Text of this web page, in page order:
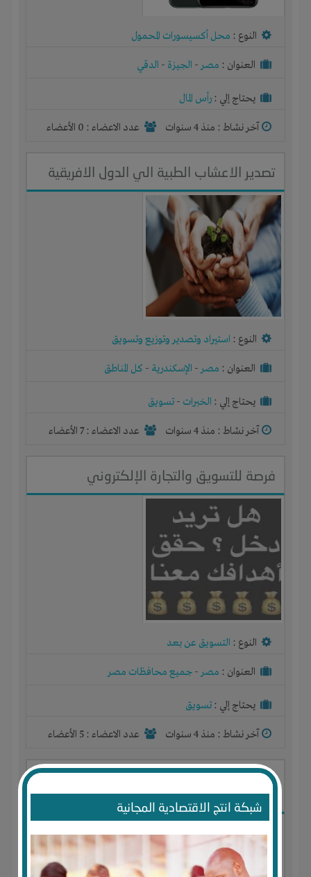
شبكة انتج الاقتصادية المجانية
النوع : محل أكسيسورات المحمول
العنوان : مصر- الجيزة - الدقي
يحتاج إلي : رأس المال
آخر نشاط : منذ 4 سنوات عدد الاعضاء : 0 الأعضاء
تصدير الاعشاب الطبية الي الدول الافريقية
النوع : استيراد وتصدير وتوزيع وتسويق
العنوان : مصر- الإسكندرية - كل المناطق
يحتاج إلي : الخبرات - تسويق
آخر نشاط : منذ 4 سنوات عدد الاعضاء : 7 الأعضاء
فرصة للتسويق والتجارة الإلكتروني
النوع : التسويق عن بعد
العنوان : مصر- جميع محافظات مصر
يحتاج إلي : تسويق
آخر نشاط : منذ 4 سنوات عدد الاعضاء : 5 الأعضاء
مصنع لتصنيع وانتاج مستلزمات الديكور
والدعايه والاعلان